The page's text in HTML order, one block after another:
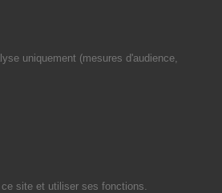
uniquement (mesures d'audience,
site et utiliser ses fonctions.